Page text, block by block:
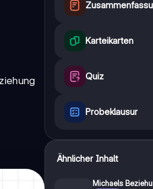
Karteikarten
Quiz
Probeklausur
Ähnlicher Inhalt
Michaels